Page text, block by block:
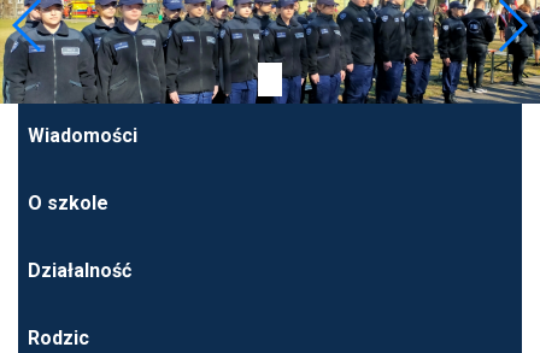
Wiadomości
O szkole
Działalność
Rodzic